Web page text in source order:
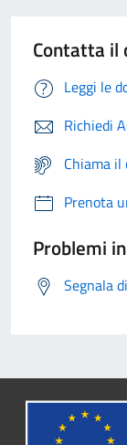
Contatta il
Leggi le
Richiedi
Chiama
Prenota
Problemi
Segnala